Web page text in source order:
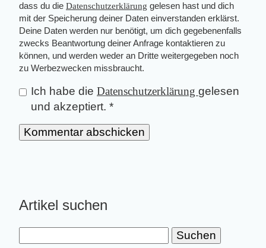
dass du die Datenschutzerklärung gelesen hast und dich
mit der Speicherung deiner Daten einverstanden erklärst.
Deine Daten werden nur benötigt, um dich gegebenenfalls
zwecks Beantwortung deiner Anfrage kontaktieren zu
können, und werden weder an Dritte weitergegeben noch
zu Werbezwecken missbraucht.
Ich habe die Datenschutzerklärung gelesen
und akzeptiert. *
Artikel suchen